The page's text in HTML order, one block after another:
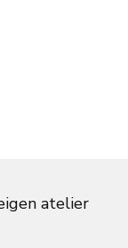
atelier